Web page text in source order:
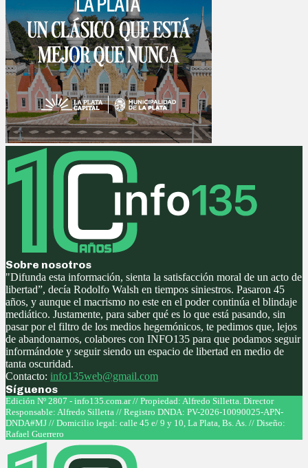
Sobre nosotros
"Difunda esta información, sienta la satisfacción moral de un acto de
libertad”, decía Rodolfo Walsh en tiempos siniestros. Pasaron 45
años, y aunque el macrismo no este en el poder continúa el blindaje
mediático. Justamente, para saber qué es lo que está pasando, sin
pasar por el filtro de los medios hegemónicos, te pedimos que, lejos
de abandonarnos, colabores con INFO135 para que podamos seguir
informándote y seguir siendo un espacio de libertad en medio de
tanta oscuridad.
Contacto: info135web@gmail.com
Síguenos
Facebook
Twitter
Instagram
Youtube
Edición Nº 2807 - info135.com.ar // Propiedad: Alfredo Silletta. Director
Responsable: Alfredo Silletta // Registro DNDA: PV-2026-10090025-APN-
DNDA#MJ // Domicilio legal: calle 45 e/ 9 y 10, La Plata, Bs. As. // Diseño:
Rafael Guerrero